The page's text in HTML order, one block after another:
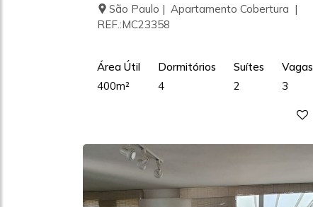
São Paulo | Apartamento Cobertura |
REF.:MC23358
Área Útil
400m²
Dormitórios
4
Suítes
2
Vagas
3